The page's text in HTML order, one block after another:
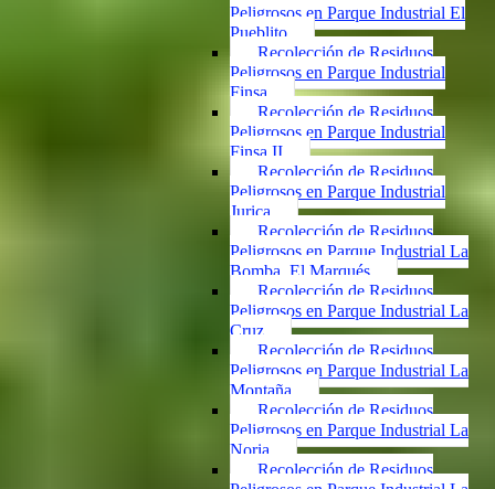
Peligrosos en Parque Industrial El
Pueblito
Recolección de Residuos
Peligrosos en Parque Industrial
Finsa
Recolección de Residuos
Peligrosos en Parque Industrial
Finsa II
Recolección de Residuos
Peligrosos en Parque Industrial
Jurica
Recolección de Residuos
Peligrosos en Parque Industrial La
Bomba, El Marqués
Recolección de Residuos
Peligrosos en Parque Industrial La
Cruz
Recolección de Residuos
Peligrosos en Parque Industrial La
Montaña
Recolección de Residuos
Peligrosos en Parque Industrial La
Noria
Recolección de Residuos